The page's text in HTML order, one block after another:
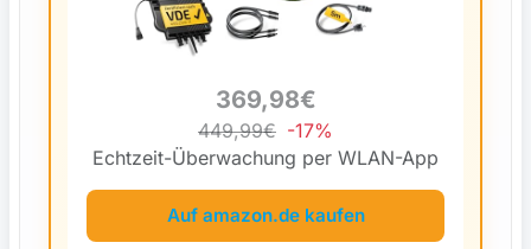
369,98€
449,99€ -17%
Echtzeit-Überwachung per WLAN-App
Auf amazon.de kaufen